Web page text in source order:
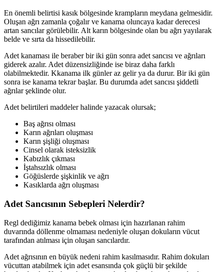
En önemli belirtisi kasık bölgesinde krampların meydana gelmesidir.
Oluşan ağrı zamanla çoğalır ve kanama oluncaya kadar derecesi
artan sancılar görülebilir. Alt karın bölgesinde olan bu ağrı yayılarak
belde ve sırta da hissedilebilir.
Adet kanaması ile beraber bir iki gün sonra adet sancısı ve ağrıları
giderek azalır. Adet düzensizliğinde ise biraz daha farklı
olabilmektedir. Kkanama ilk günler az gelir ya da durur. Bir iki gün
sonra ise kanama tekrar başlar. Bu durumda adet sancısı şiddetli
ağrılar şeklinde olur.
Adet belirtileri maddeler halinde yazacak olursak;
Baş ağrısı olması
Karın ağrıları oluşması
Karın şişliği oluşması
Cinsel olarak isteksizlik
Kabızlık çıkması
İştahsızlık olması
Göğüslerde şişkinlik ve ağrı
Kasıklarda ağrı oluşması
Adet Sancısının Sebepleri Nelerdir?
Regl dediğimiz kanama bebek olması için hazırlanan rahim
duvarında döllenme olmaması nedeniyle oluşan dokuların vücut
tarafından atılması için oluşan sancılardır.
Adet ağrısının en büyük nedeni rahim kasılmasıdır. Rahim dokuları
vücuttan atabilmek için adet esansında çok güçlü bir şekilde